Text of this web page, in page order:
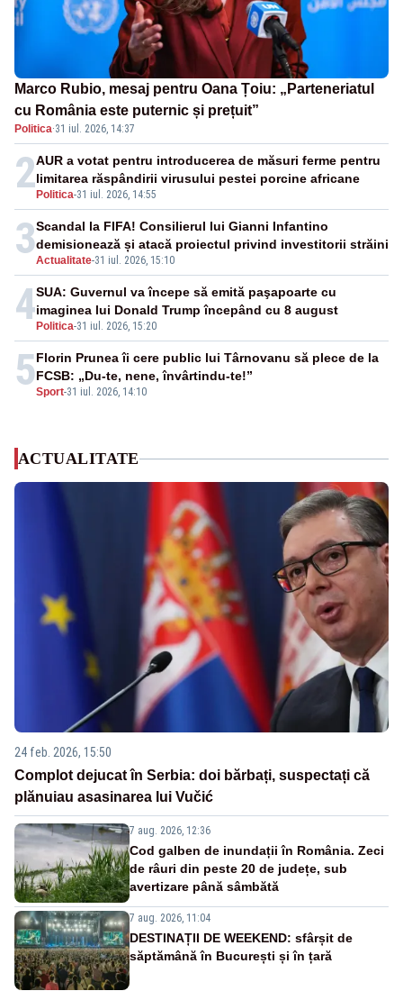
Marco Rubio, mesaj pentru Oana Țoiu: „Parteneriatul
cu România este puternic și prețuit”
Politica·31 iul. 2026, 14:37
2 Politica-31 iul. 2026, 14:55
AUR a votat pentru introducerea de măsuri ferme pentru
limitarea răspândirii virusului pestei porcine africane
3Actualitate-31 iul. 2026, 15:10
Scandal la FIFA! Consilierul lui Gianni Infantino
demisionează și atacă proiectul privind investitorii străini
4 Politica-31 iul. 2026, 15:20
SUA: Guvernul va începe să emită paşapoarte cu
imaginea lui Donald Trump începând cu 8 august
5Sport-31 iul. 2026, 14:10
Florin Prunea îi cere public lui Târnovanu să plece de la
FCSB: „Du-te, nene, învârtindu-te!”
ACTUALITATE
24 feb. 2026, 15:50
Complot dejucat în Serbia: doi bărbați, suspectați că
plănuiau asasinarea lui Vučić
7 aug. 2026, 12:36
Cod galben de inundații în România. Zeci
de râuri din peste 20 de județe, sub
avertizare până sâmbătă
7 aug. 2026, 11:04
DESTINAȚII DE WEEKEND: sfârșit de
săptămână în București și în țară